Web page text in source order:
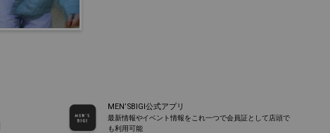
MEN’SBIGI公式アプリ
最新情報やイベント情報をこれ一つで会員証として店頭で
も利用可能